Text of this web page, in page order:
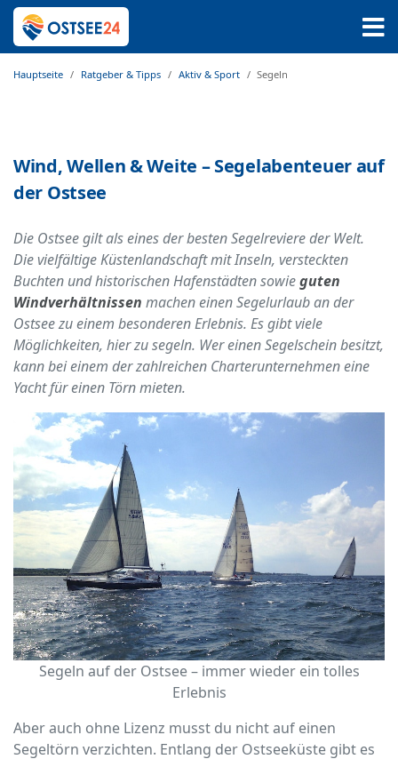
Hauptseite Ratgeber & Tipps Aktiv & Sport Segeln
Wind, Wellen & Weite – Segelabenteuer auf
der Ostsee
Die Ostsee gilt als eines der besten Segelreviere der Welt.
Die vielfältige Küstenlandschaft mit Inseln, versteckten
Buchten und historischen Hafenstädten sowieguten
Windverhältnissen machen einen Segelurlaub an der
Ostsee zu einem besonderen Erlebnis. Es gibt viele
Möglichkeiten, hier zu segeln. Wer einen Segelschein besitzt,
kann bei einem der zahlreichen Charterunternehmen eine
Yacht für einen Törn mieten.
Segeln auf der Ostsee – immer wieder ein tolles
Erlebnis
Aber auch ohne Lizenz musst du nicht auf einen
Segeltörn verzichten. Entlang der Ostseeküste gibt es